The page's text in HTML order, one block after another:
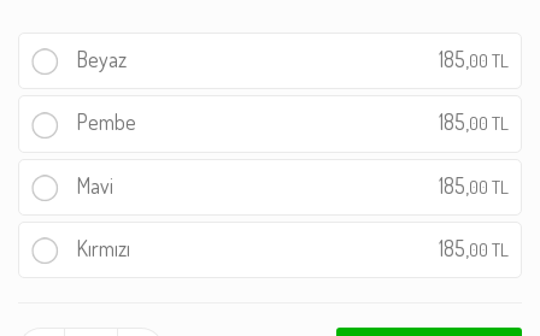
Beyaz 185, 00 TL
Pembe 185, 00 TL
Mavi 185, 00 TL
Kırmızı 185, 00 TL